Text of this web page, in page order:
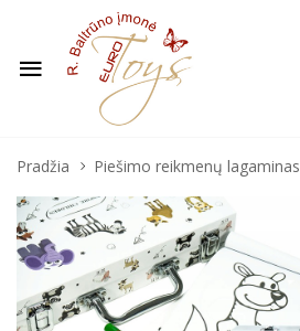
Pradžia Piešimo reikmenų lagaminas